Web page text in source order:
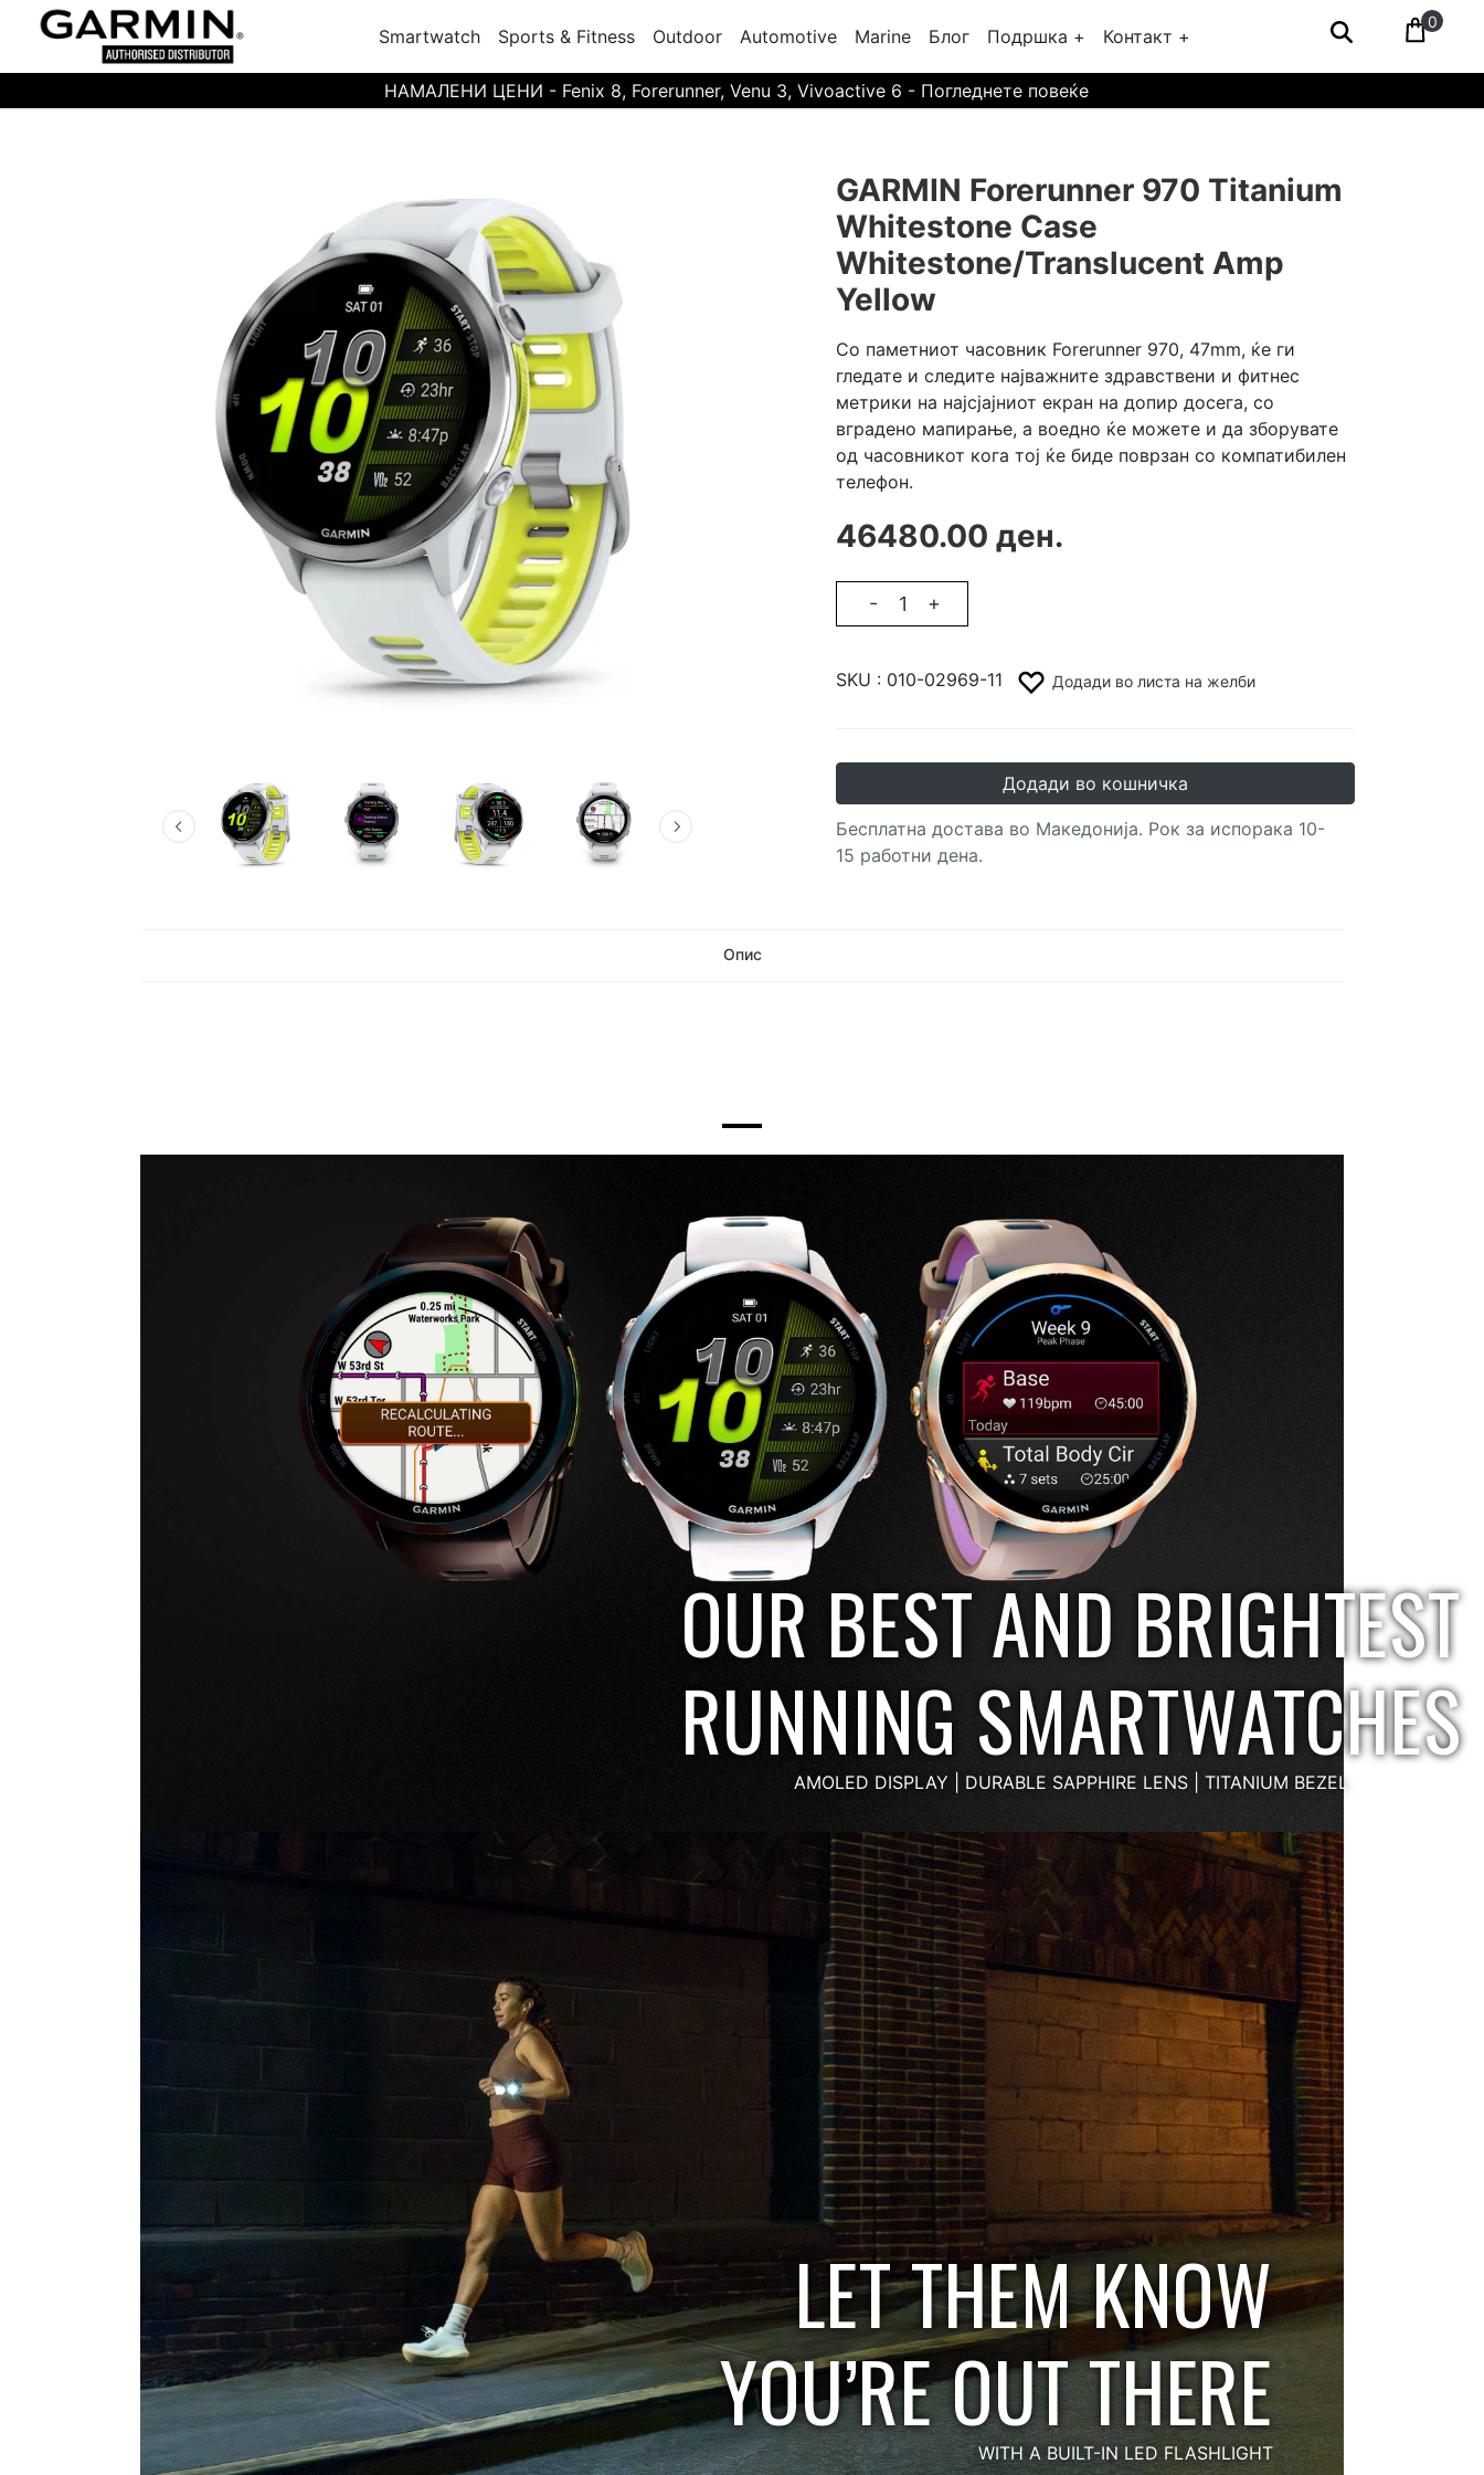
Smartwatch Sports & Fitness Outdoor Automotive Marine Блог Подршка + Контакт +
0
НАМАЛЕНИ ЦЕНИ - Fenix 8, Forerunner, Venu 3, Vivoactive 6 - Погледнете повеќе
GARMIN Forerunner 970 Titanium
Whitestone Case
Whitestone/Translucent Amp
Yellow
Со паметниот часовник Forerunner 970, 47mm, ќе ги
гледате и следите најважните здравствени и фитнес
метрики на најсјајниот екран на допир досега, со
вградено мапирање, а воедно ќе можете и да зборувате
од часовникот кога тој ќе биде поврзан со компатибилен
телефон.
46480.00 ден.
- +
SKU : 010-02969-11 Додади во листа на желби
Додади во кошничка
Бесплатна достава во Македонија. Рок за испорака 10-
15 работни дена.
Опис
OUR BEST AND BRIGHTEST
RUNNING SMARTWATCHES
AMOLED DISPLAY | DURABLE SAPPHIRE LENS | TITANIUM BEZEL
LET THEM KNOW
YOU’RE OUT THERE
WITH A BUILT-IN LED FLASHLIGHT